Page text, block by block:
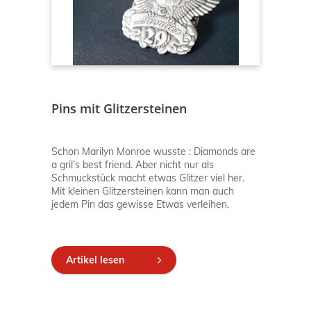
Pins mit Glitzersteinen
Schon Marilyn Monroe wusste : Diamonds are
a gril’s best friend. Aber nicht nur als
Schmuckstück macht etwas Glitzer viel her.
Mit kleinen Glitzersteinen kann man auch
jedem Pin das gewisse Etwas verleihen.
Artikel lesen